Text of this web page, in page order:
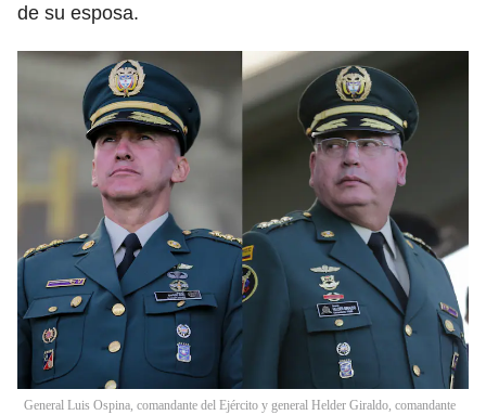
de su esposa.
General Luis Ospina, comandante del Ejército y general Helder Giraldo, comandante